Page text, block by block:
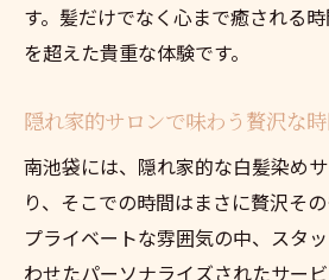
す。髪だけでなく心まで癒される
を超えた貴重な体験です。
隠れ家的サロンで味わう贅沢な
南池袋には、隠れ家的な白髪染め
り、そこでの時間はまさに贅沢そ
プライベートな雰囲気の中、スタ
わせたパーソナライズされたサー